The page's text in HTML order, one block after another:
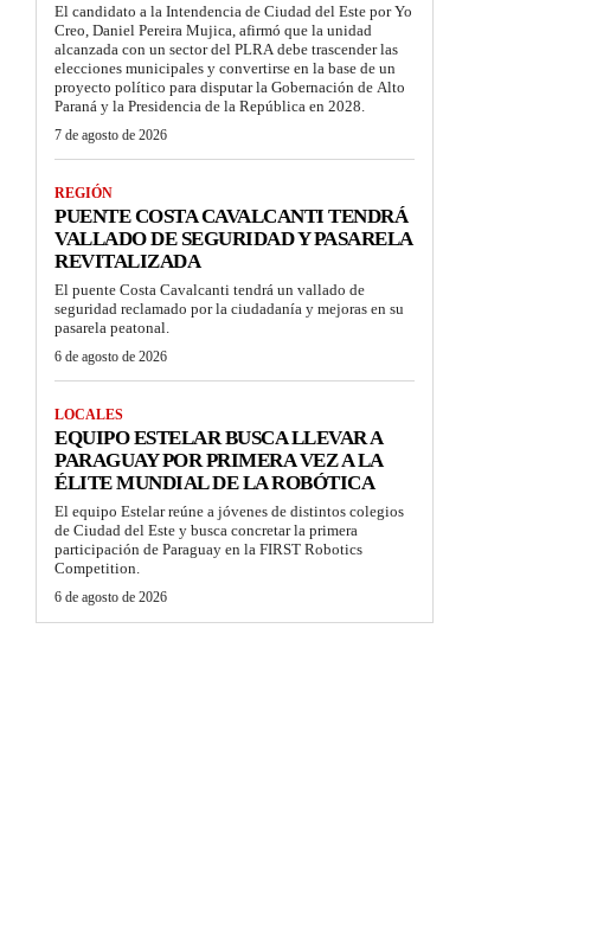
El candidato a la Intendencia de Ciudad del Este por Yo
Creo, Daniel Pereira Mujica, afirmó que la unidad
alcanzada con un sector del PLRA debe trascender las
elecciones municipales y convertirse en la base de un
proyecto político para disputar la Gobernación de Alto
Paraná y la Presidencia de la República en 2028.
7 de agosto de 2026
REGIÓN
PUENTE COSTA CAVALCANTI TENDRÁ
VALLADO DE SEGURIDAD Y PASARELA
REVITALIZADA
El puente Costa Cavalcanti tendrá un vallado de
seguridad reclamado por la ciudadanía y mejoras en su
pasarela peatonal.
6 de agosto de 2026
LOCALES
EQUIPO ESTELAR BUSCA LLEVAR A
PARAGUAY POR PRIMERA VEZ A LA
ÉLITE MUNDIAL DE LA ROBÓTICA
El equipo Estelar reúne a jóvenes de distintos colegios
de Ciudad del Este y busca concretar la primera
participación de Paraguay en la FIRST Robotics
Competition.
6 de agosto de 2026